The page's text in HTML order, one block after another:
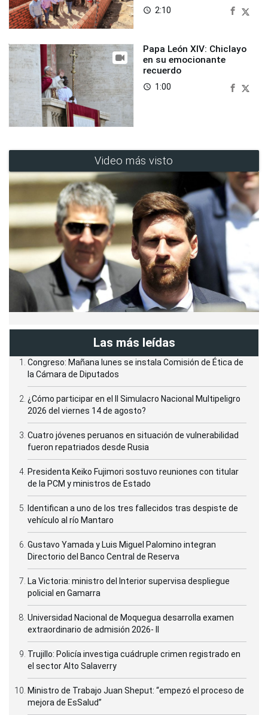
access_time 2:10
Papa León XIV: Chiclayo
en su emocionante
recuerdo
access_time 1:00
Video más visto
Las más leídas
Congreso: Mañana lunes se instala Comisión de Ética de
la Cámara de Diputados
¿Cómo participar en el II Simulacro Nacional Multipeligro
2026 del viernes 14 de agosto?
Cuatro jóvenes peruanos en situación de vulnerabilidad
fueron repatriados desde Rusia
Presidenta Keiko Fujimori sostuvo reuniones con titular
de la PCM y ministros de Estado
Identifican a uno de los tres fallecidos tras despiste de
vehículo al río Mantaro
Gustavo Yamada y Luis Miguel Palomino integran
Directorio del Banco Central de Reserva
La Victoria: ministro del Interior supervisa despliegue
policial en Gamarra
Universidad Nacional de Moquegua desarrolla examen
extraordinario de admisión 2026- II
Trujillo: Policía investiga cuádruple crimen registrado en
el sector Alto Salaverry
Ministro de Trabajo Juan Sheput: “empezó el proceso de
mejora de EsSalud”